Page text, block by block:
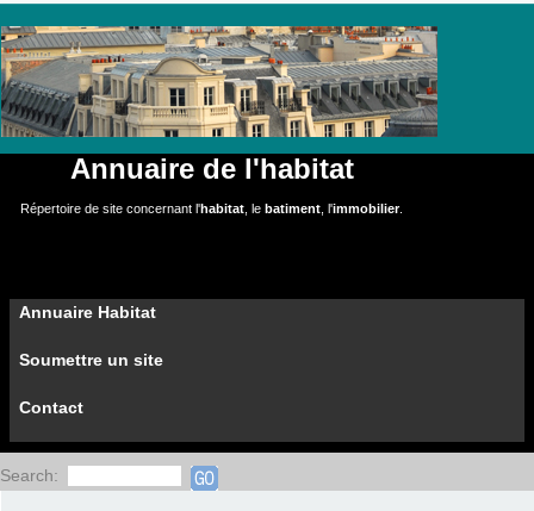
Annuaire de l'habitat
Répertoire de site concernant l'habitat , le batiment , l'immobilier.
Annuaire Habitat
Soumettre un site
Contact
Search: